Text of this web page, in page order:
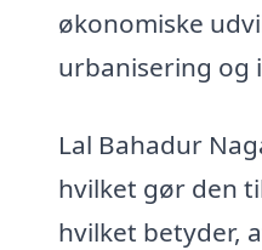
økonomiske
urbanisering og
Lal Bahadur
hvilket gør den
hvilket betyder,